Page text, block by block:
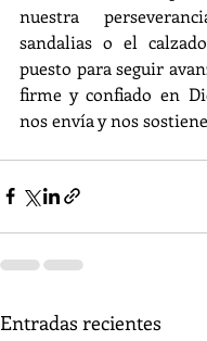
nuestra
sandalias o el
puesto para seguir
firme y confiado en
nos envía y nos
Entradas recientes